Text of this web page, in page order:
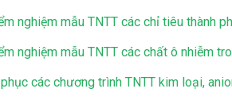
nghiệm mẫu TNTT các chỉ tiêu thành
nghiệm mẫu TNTT các chất ô nhiễm
các chương trình TNTT kim loại,